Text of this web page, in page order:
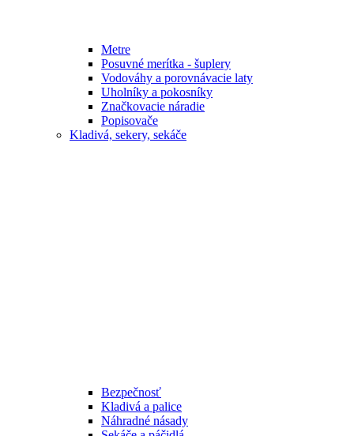
Metre
Posuvné merítka - šuplery
Vodováhy a porovnávacie laty
Uholníky a pokosníky
Značkovacie náradie
Popisovače
Kladivá, sekery, sekáče
Bezpečnosť
Kladivá a palice
Náhradné násady